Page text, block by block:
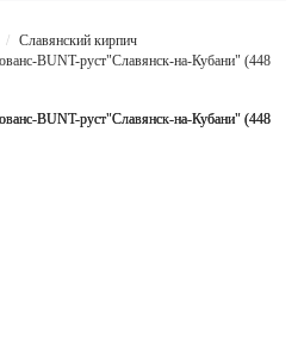
Славянский кирпич
BUNT-руст"Славянск-на-Кубани" (448